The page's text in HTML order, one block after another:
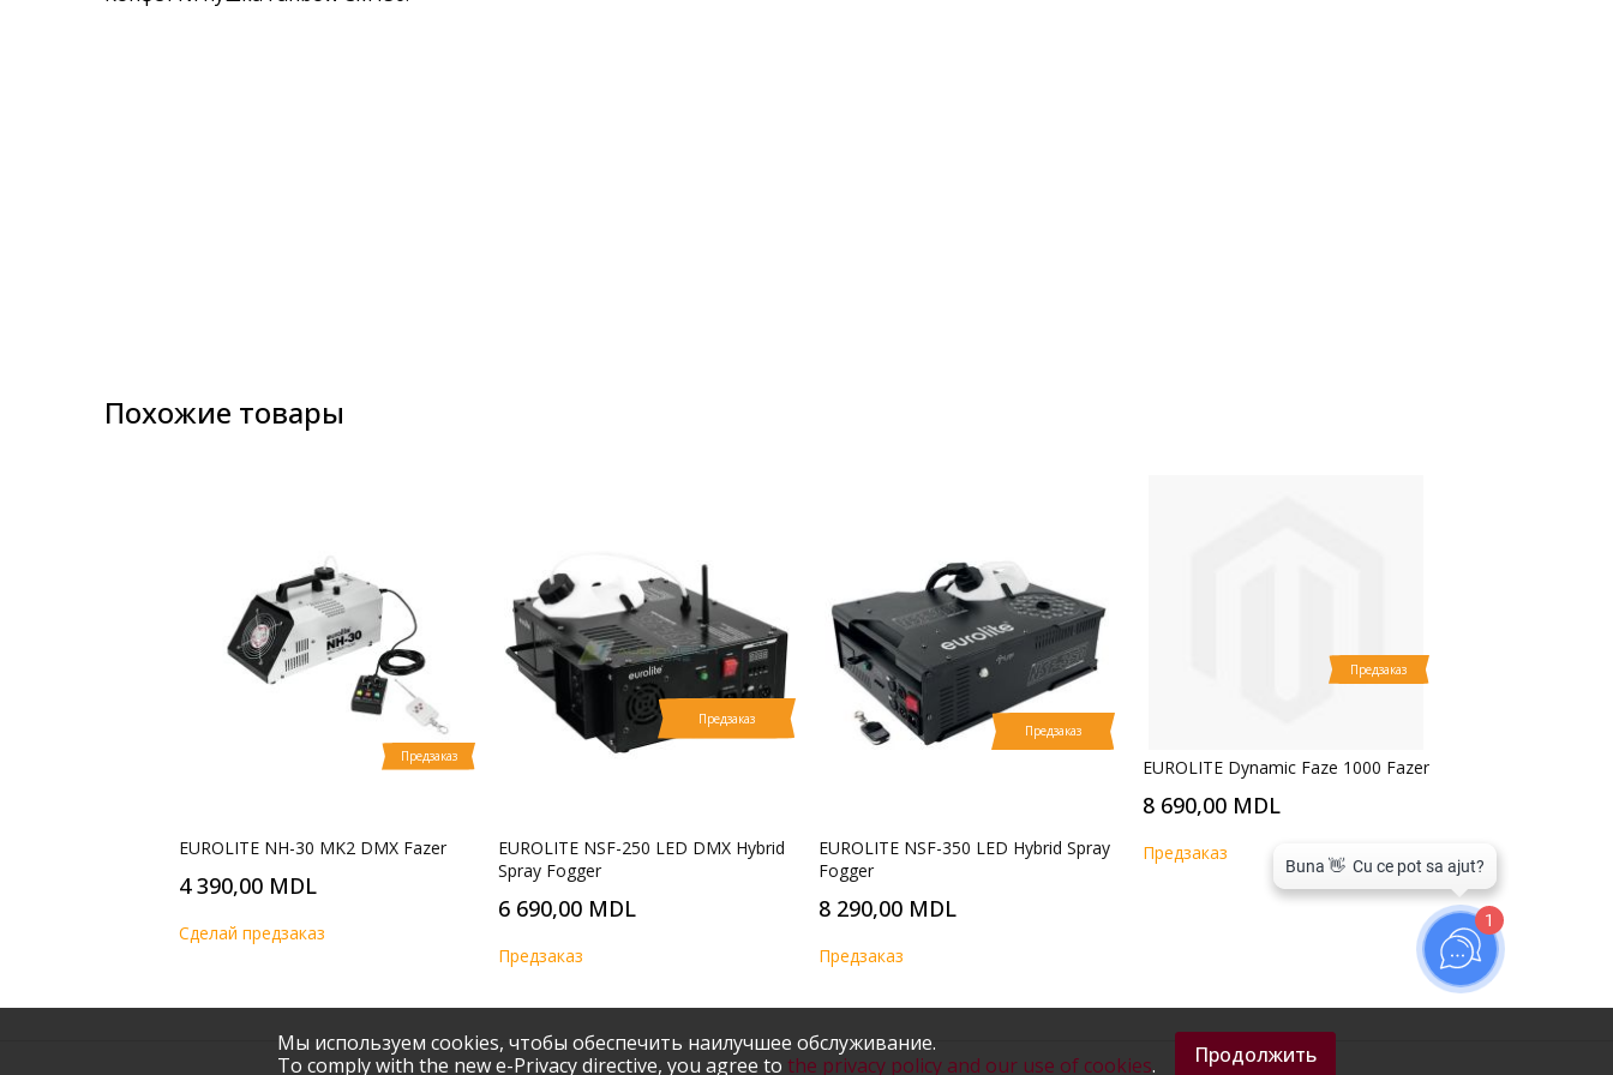
Мы используем cookies, чтобы обеспечить наилучшее обслуживание.
To comply with the new e-Privacy directive, you agree to the privacy policy and our use of cookies. Продолжить
Похожие товары
Предзаказ
EUROLITE NH-30 MK2 DMX Fazer
4 390,00 MDL
Cделай предзаказ
Предзаказ
EUROLITE NSF-250 LED DMX Hybrid
Spray Fogger
6 690,00 MDL
Предзаказ
Предзаказ
EUROLITE NSF-350 LED Hybrid Spray
Fogger
8 290,00 MDL
Предзаказ
Предзаказ
EUROLITE Dynamic Faze 1000 Fazer
8 690,00 MDL
Предзаказ
1